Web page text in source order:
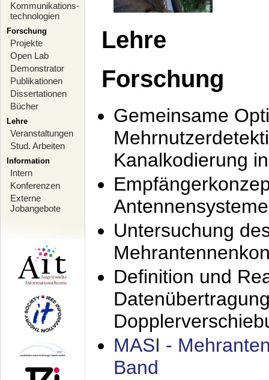
Kommunikations-
technologien
Forschung
Projekte
Open Lab
Demonstrator
Publikationen
Dissertationen
Bücher
Lehre
Veranstaltungen
Stud. Arbeiten
Information
Intern
Konferenzen
Externe
Jobangebote
Lehre
Forschung
Gemeinsame
Kanalkodierung
Antennensysteme
Untersuchung
Definition und
MASI -
Band